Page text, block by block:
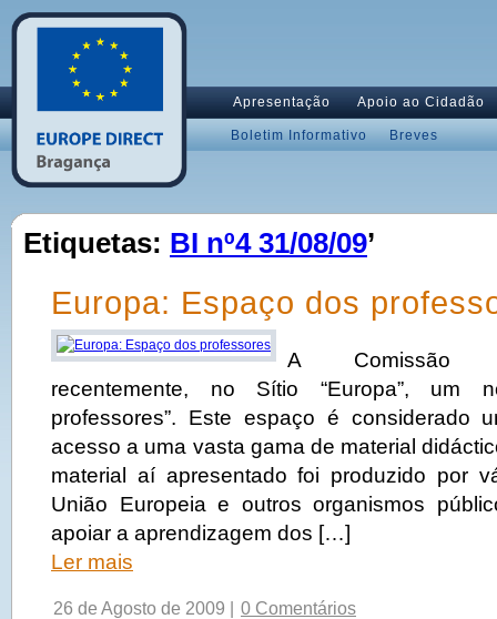
Apresentação Apoio ao Cidadão
Boletim Informativo Breves
Etiquetas: BI nº4 31/08/09’
Europa: Espaço dos
A Comissão
recentemente, no Sítio “Europa”, um
professores”. Este espaço é considerado
acesso a uma vasta gama de material
material aí apresentado foi produzido por
União Europeia e outros organismos
apoiar a aprendizagem dos […]
Ler mais
26 de Agosto de 2009 |
0 Comentários